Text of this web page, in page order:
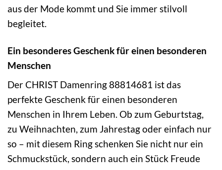
aus der Mode kommt und Sie immer stilvoll
begleitet.
Ein besonderes Geschenk für einen besonderen
Menschen
Der CHRIST Damenring 88814681 ist das
perfekte Geschenk für einen besonderen
Menschen in Ihrem Leben. Ob zum Geburtstag,
zu Weihnachten, zum Jahrestag oder einfach nur
so – mit diesem Ring schenken Sie nicht nur ein
Schmuckstück, sondern auch ein Stück Freude